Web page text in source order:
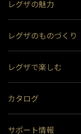
レグザの魅力
レグザのものづくり
受賞履歴
おすすめ番組
レグザで楽しむ
カタログ
サポート情報